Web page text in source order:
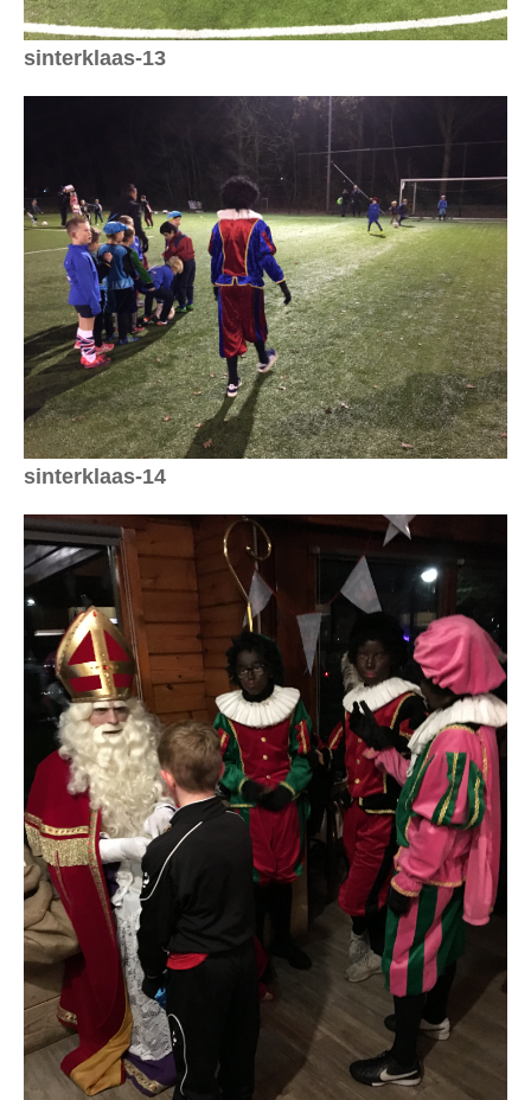
sinterklaas-13
sinterklaas-14